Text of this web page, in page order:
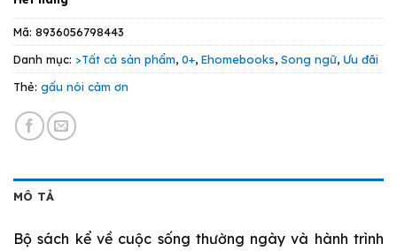
là:
tại
42.000 VND.
Mã: 8936056798443
Danh mục: >Tất cả sản phẩm, 0+, Ehomebooks, Song ngữ, Ưu đãi
Thẻ: gấu nói cảm ơn
MÔ TẢ
Bộ sách kể về cuộc sống thường ngày và hành trình